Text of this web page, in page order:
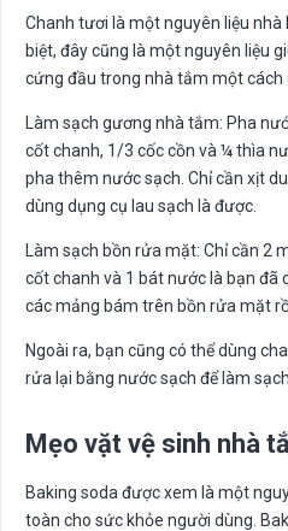
Chanh tươi là một nguyên liệu nhà
biệt, đây cũng là một nguyên liệu
cứng đầu trong nhà tắm một cách
Làm sạch gương nhà tắm: Pha
cốt chanh, 1/3 cốc cồn và ¼ thìa
pha thêm nước sạch. Chỉ cần xịt
dùng dụng cụ lau sạch là được.
Làm sạch bồn rửa mặt: Chỉ cần 2
cốt chanh và 1 bát nước là bạn đã
các mảng bám trên bồn rửa mặt
Ngoài ra, bạn cũng có thể dùng
rửa lại bằng nước sạch để làm
Mẹo vặt vệ sinh nhà
Baking soda được xem là một
toàn cho sức khỏe người dùng.